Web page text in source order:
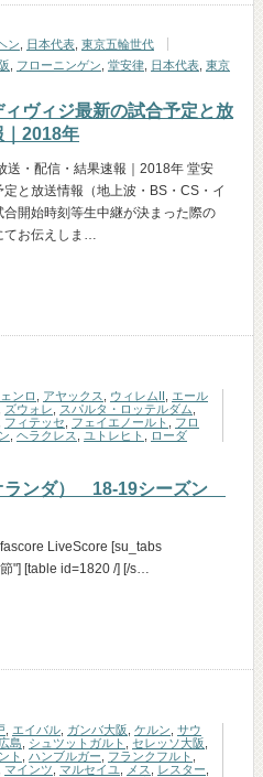
ン 日本代表 東京五輪世代
フローニンゲン 堂安律 日本代表 東京
ィヴィジ最新の試合予定と放
｜2018年
送・配信・結果速報｜2018年 堂安
と放送情報（地上波・BS・CS・イ
開始時刻等生中継が決まった際の
てお伝えしま…
ンロ アヤックス ウィレムII
エール
ズウォレ スパルタ・ロッテルダム
フィテッセ フェイエノールト
フロ
ヘラクレス ユトレヒト
ローダ
ランダ） 18-19シーズン
LiveScore [su_tabs
"] [table id=1820 /] [/s…
エイバル ガンバ大阪 ケルン サウ
島 シュツットガルト セレッソ大阪
ト ハンブルガー フランクフルト
マインツ マルセイユ メス レスター